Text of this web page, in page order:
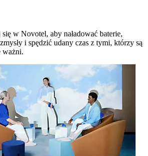
w Novotel, aby naładować baterie,
i spędzić udany czas z tymi, którzy są
ważni.